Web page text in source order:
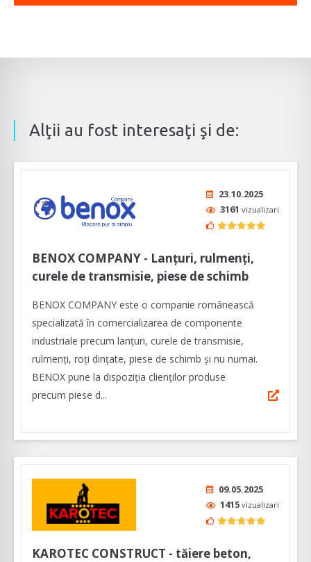
Alţii au fost interesaţi şi de:
23.10.2025
3161 vizualizari
BENOX COMPANY - Lanțuri, rulmenți,
curele de transmisie, piese de schimb
BENOX COMPANY este o companie românească
specializată în comercializarea de componente
industriale precum lanţuri, curele de transmisie,
rulmenţi, roţi dinţate, piese de schimb şi nu numai.
BENOX pune la dispoziția clienţilor produse
precum piese d...
09.05.2025
1415 vizualizari
KAROTEC CONSTRUCT - tăiere beton,